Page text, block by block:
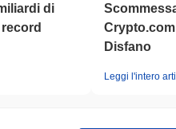
di
Disfano
Leggi l'intero